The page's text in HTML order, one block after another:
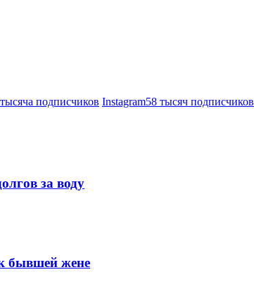
подписчиков Instagram58 тысяч подписчиков
за воду
бывшей жене